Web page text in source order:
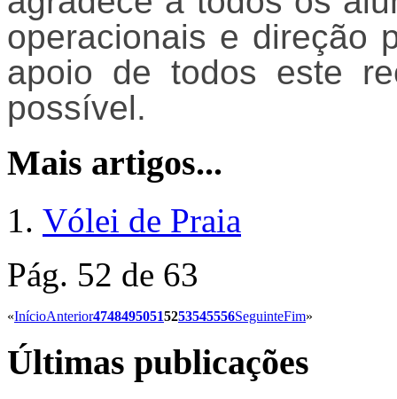
operacionais e direção
apoio de todos este
possível.
Mais artigos...
Vólei de Praia
Pág. 52 de 63
«InícioAnterior47484950515253545556SeguinteFim»
Últimas publicações